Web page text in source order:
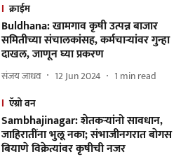
क्राईम
Buldhana: खामगाव कृषी उत्पन्न बाजार
समितीच्या संचालकांसह, कर्मचाऱ्यांवर गुन्हा
दाखल, जाणून घ्या प्रकरण
संजय जाधव 12 Jun 2024 1 min read
ऍग्रो वन
Sambhajinagar: शेतकऱ्यांनो सावधान,
जाहिरातींना भुलू नका; संभाजीनगरात बाेगस
बियाणे विक्रेत्यांवर कृषीची नजर